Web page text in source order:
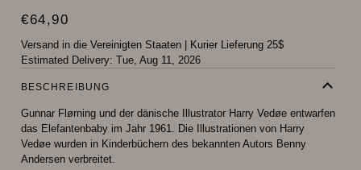
€64,90
Versand in die Vereinigten Staaten
Kurier Lieferung 25$
Estimated Delivery: Tue, Aug 11, 2026
BESCHREIBUNG
Gunnar Flørning und der dänische Illustrator Harry Vedøe entwarfen
das Elefantenbaby im Jahr 1961. Die Illustrationen von Harry
Vedøe wurden in Kinderbüchern des bekannten Autors Benny
Andersen verbreitet.